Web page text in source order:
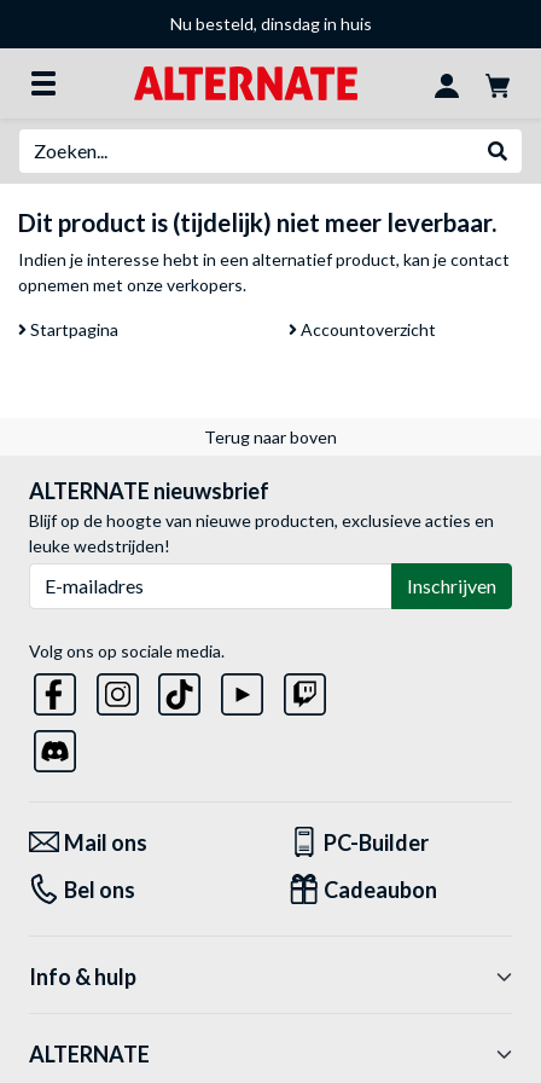
Nu besteld, dinsdag in huis
Dit product is (tijdelijk) niet meer leverbaar.
Indien je interesse hebt in een alternatief product, kan jecontact
opnemen met onze verkopers.
Startpagina Accountoverzicht
Terug naar boven
ALTERNATE nieuwsbrief
Blijf op de hoogte van nieuwe producten, exclusieve acties en
leuke wedstrijden!
Inschrijven
Volg ons op sociale media.
Mail ons
PC-Builder
Bel ons
Cadeaubon
Info & hulp
ALTERNATE